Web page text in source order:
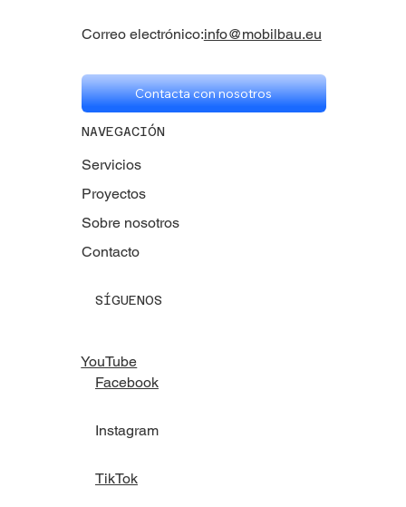
Correo electrónico:info@mobilbau.eu
Contacta con nosotros
NAVEGACIÓN
Servicios
Proyectos
Sobre nosotros
Contacto
SÍGUENOS
Facebook
YouTube
Instagram
TikTok